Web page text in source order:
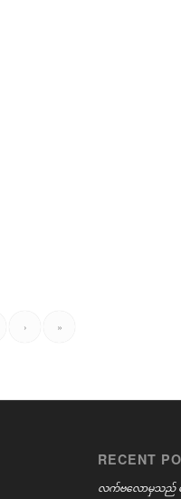
› »
RECENT
လက်ဗလောမှသည်